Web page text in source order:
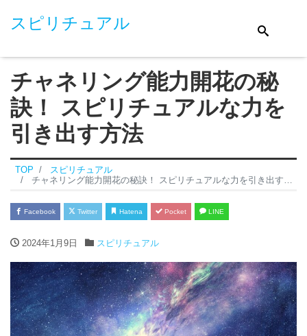
スピリチュアル
チャネリング能力開花の秘
訣！ スピリチュアルな力を
引き出す方法
TOP
スピリチュアル
チャネリング能力開花の秘訣！ スピリチュアルな力を引き出す方法
Facebook Twitter Hatena Pocket LINE
2024年1月9日 スピリチュアル